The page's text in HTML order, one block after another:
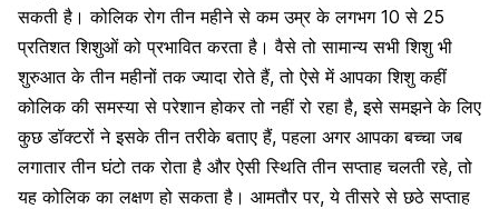
सकती है। कोलिक रोग तीन महीने से कम उम्र के लगभग 10 से 25
प्रतिशत शिशुओं को प्रभावित करता है। वैसे तो सामान्य सभी शिशु भी
शुरुआत के तीन महीनों तक ज्यादा रोते हैं, तो ऐसे में आपका शिशु कहीं
कोलिक की समस्या से परेशान होकर तो नहीं रो रहा है, इसे समझने के लिए
कुछ डॉक्टरों ने इसके तीन तरीके बताए हैं, पहला अगर आपका बच्चा जब
लगातार तीन घंटो तक रोता है और ऐसी स्थिति तीन सप्ताह चलती रहे, तो
यह कोलिक का लक्षण हो सकता है। आमतौर पर, ये तीसरे से छठे सप्ताह